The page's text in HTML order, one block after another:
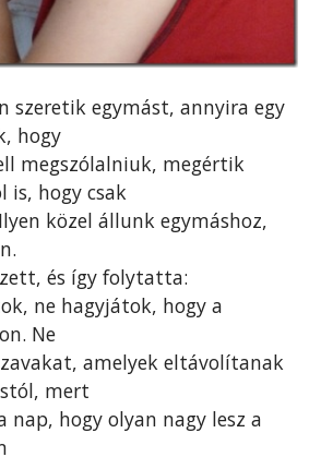
szeretik egymást, annyira egy
hogy
megszólalniuk, megértik
is, hogy csak
közel állunk egymáshoz,
és így folytatta:
ne hagyjátok, hogy a
Ne
amelyek eltávolítanak
mert
nap, hogy olyan nagy lesz a